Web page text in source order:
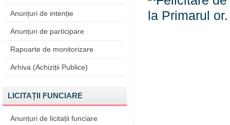
Anunțuri de intenție
Anunțuri de participare
Rapoarte de monitorizare
Arhiva (Achiziții Publice)
LICITAȚII FUNCIARE
Anunțuri de licitații funciare